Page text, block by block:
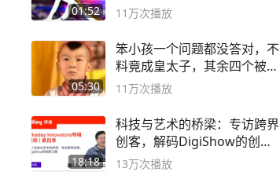
01:52 11万次播放
05:30
笨小孩一个问题都没答对，不
料竟成皇太子，其余四个被处
死
11万次播放
18:18
科技与艺术的桥梁：专访跨界
创客，解码DigiShow的创新
之路
13万次播放